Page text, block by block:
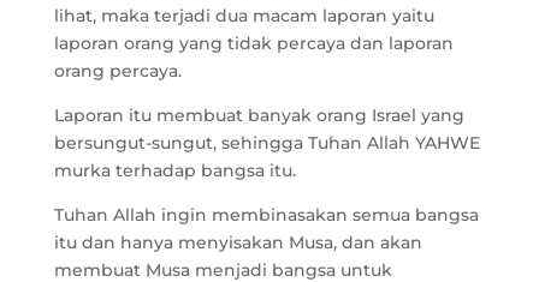
lihat, maka terjadi dua macam laporan yaitu
laporan orang yang tidak percaya dan laporan
orang percaya.
Laporan itu membuat banyak orang Israel yang
bersungut-sungut, sehingga Tuhan Allah YAHWE
murka terhadap bangsa itu.
Tuhan Allah ingin membinasakan semua bangsa
itu dan hanya menyisakan Musa, dan akan
membuat Musa menjadi bangsa untuk